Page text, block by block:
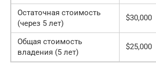
Остаточная стоимость
(через 5 лет)
$30,000
Общая стоимость
владения (5 лет)
$25,000